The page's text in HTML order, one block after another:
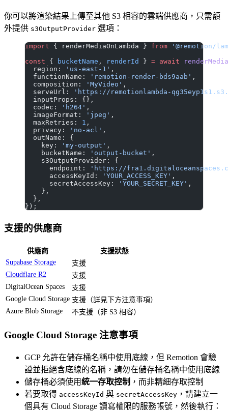
你可以將渲染結果上傳至其他 S3 相容的雲端供應商，只需額
外提供 s3OutputProvider 選項：
import { renderMediaOnLambda } from '@remotion/
const { bucketName , renderId } = await
  region:
'us-east-1' ,
  functionName:
'remotion-render-bds9aab' ,
  composition:
'MyVideo' ,
  serveUrl:
'https://remotionlambda-
  inputProps: {},
  codec:
'h264' ,
  imageFormat:
'jpeg' ,
  maxRetries:
1 ,
  privacy:
'no-acl' ,
  outName: {
    key:
'my-output' ,
    bucketName:
'output-bucket' ,
    s3OutputProvider: {
      endpoint:
'https://
      accessKeyId:
'YOUR_ACCESS_KEY' ,
      secretAccessKey:
'YOUR_SECRET_KEY' ,
    },
  },
});
支援的供應商
供應商
支援狀態
Supabase Storage
支援
Cloudflare R2
支援
DigitalOcean Spaces
支援
Google Cloud Storage 支援（詳見下方注意事項）
Azure Blob Storage
不支援（非 S3 相容）
Google Cloud Storage 注意事項
GCP 允許在儲存桶名稱中使用底線，但 Remotion 會驗
證並拒絕含底線的名稱，請勿在儲存桶名稱中使用底線
儲存桶必須使用統一存取控制 ，而非精細存取控制
若要取得 accessKeyId 與 secretAccessKey ，請建立一
個具有 Cloud Storage 讀寫權限的服務帳號，然後執行：